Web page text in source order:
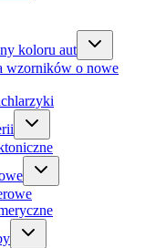
koloru aut
wzorników o nowe